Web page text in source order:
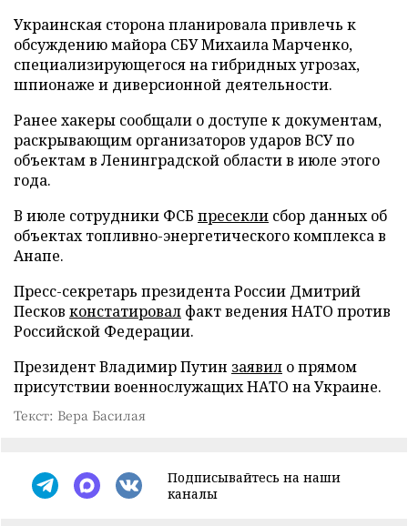
Украинская сторона планировала привлечь к
обсуждению майора СБУ Михаила Марченко,
специализирующегося на гибридных угрозах,
шпионаже и диверсионной деятельности.
Ранее хакеры сообщали о доступе к документам,
раскрывающим организаторов ударов ВСУ по
объектам в Ленинградской области в июле этого
года.
В июле сотрудники ФСБ пресекли сбор данных об
объектах топливно-энергетического комплекса в
Анапе.
Пресс-секретарь президента России Дмитрий
Песков констатировал факт ведения НАТО против
Российской Федерации.
Президент Владимир Путин заявил о прямом
присутствии военнослужащих НАТО на Украине.
Текст: Вера Басилая
Подписывайтесь на наши
каналы